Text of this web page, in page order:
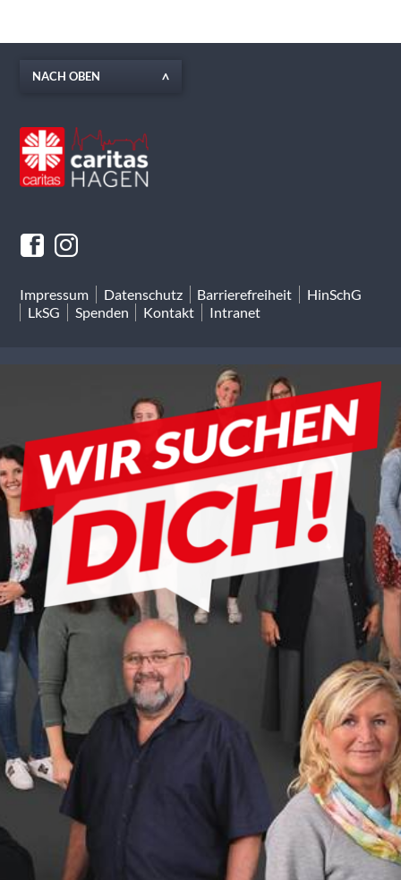
NACH OBEN
Impressum Datenschutz Barrierefreiheit
HinSchG
LkSG
Spenden Kontakt Intranet